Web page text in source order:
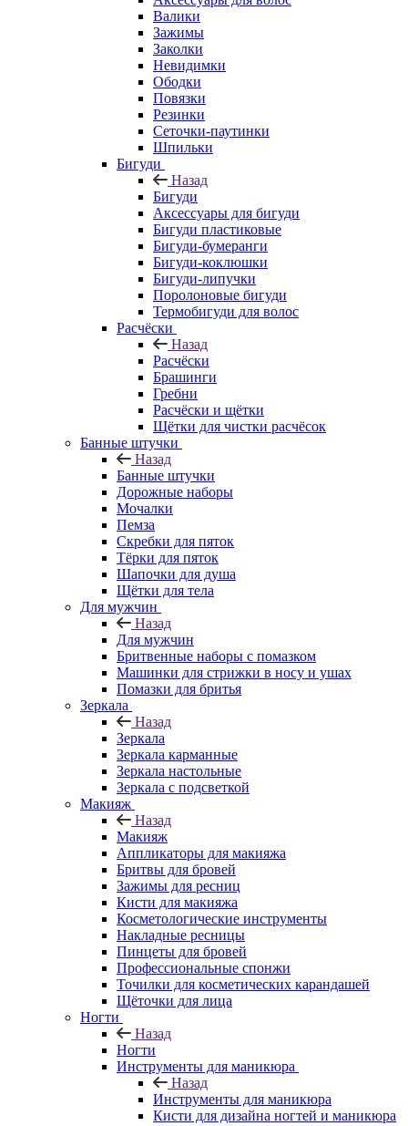
Валики
Зажимы
Заколки
Невидимки
Ободки
Повязки
Резинки
Сеточки-паутинки
Шпильки
Бигуди
Назад
Бигуди
Аксессуары для бигуди
Бигуди пластиковые
Бигуди-бумеранги
Бигуди-коклюшки
Бигуди-липучки
Поролоновые бигуди
Термобигуди для волос
Расчёски
Назад
Расчёски
Брашинги
Гребни
Расчёски и щётки
Щётки для чистки расчёсок
Банные штучки
Назад
Банные штучки
Дорожные наборы
Мочалки
Пемза
Скребки для пяток
Тёрки для пяток
Шапочки для душа
Щётки для тела
Для мужчин
Назад
Для мужчин
Бритвенные наборы с помазком
Машинки для стрижки в носу и ушах
Помазки для бритья
Зеркала
Назад
Зеркала
Зеркала карманные
Зеркала настольные
Зеркала с подсветкой
Макияж
Назад
Макияж
Аппликаторы для макияжа
Бритвы для бровей
Зажимы для ресниц
Кисти для макияжа
Косметологические инструменты
Накладные ресницы
Пинцеты для бровей
Профессиональные спонжи
Точилки для косметических карандашей
Щёточки для лица
Ногти
Назад
Ногти
Инструменты для маникюра
Назад
Инструменты для маникюра
Кисти для дизайна ногтей и маникюра